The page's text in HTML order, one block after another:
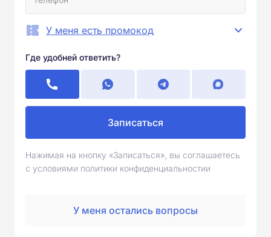
У меня есть промокод
Где удобней ответить?
Записаться
Нажимая на кнопку «Записаться», вы соглашаетесь
с условиями политики конфиденциальностии
У меня остались вопросы